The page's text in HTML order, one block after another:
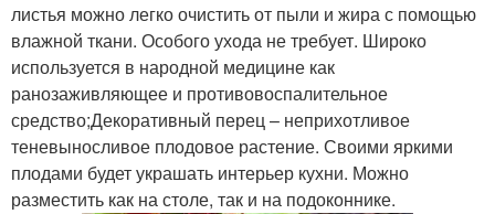
листья можно легко очистить от пыли и жира с помощью
влажной ткани. Особого ухода не требует. Широко
используется в народной медицине как
ранозаживляющее и противовоспалительное
средство;Декоративный перец – неприхотливое
теневыносливое плодовое растение. Своими яркими
плодами будет украшать интерьер кухни. Можно
разместить как на столе, так и на подоконнике.